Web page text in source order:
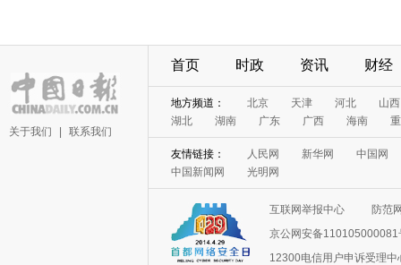
关于我们 联系我们
首页 时政 资讯 财经
地方频道： 北京 天津 河北
山西
湖北
湖南 广东 广西 海南
友情链接： 人民网 新华网
中国网
中国新闻网
光明网
互联网举报中心
防范
京公网安备110105000081
12300电信用户申诉受理中